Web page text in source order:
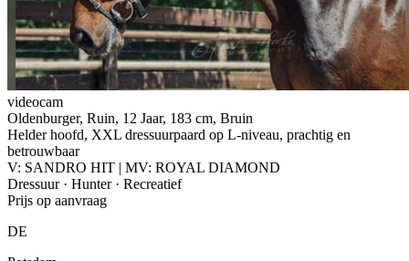
videocam
Oldenburger, Ruin, 12 Jaar, 183 cm, Bruin
Helder hoofd, XXL dressuurpaard op L-niveau, prachtig en
betrouwbaar
V: SANDRO HIT | MV: ROYAL DIAMOND
Dressuur · Hunter · Recreatief
Prijs op aanvraag
DE